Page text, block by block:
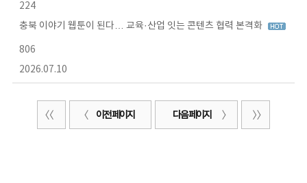
224
충북 이야기 웹툰이 된다… 교육·산업 잇는 콘텐츠 협력 본격화
806
2026.07.10
이전 페이지 다음 페이지